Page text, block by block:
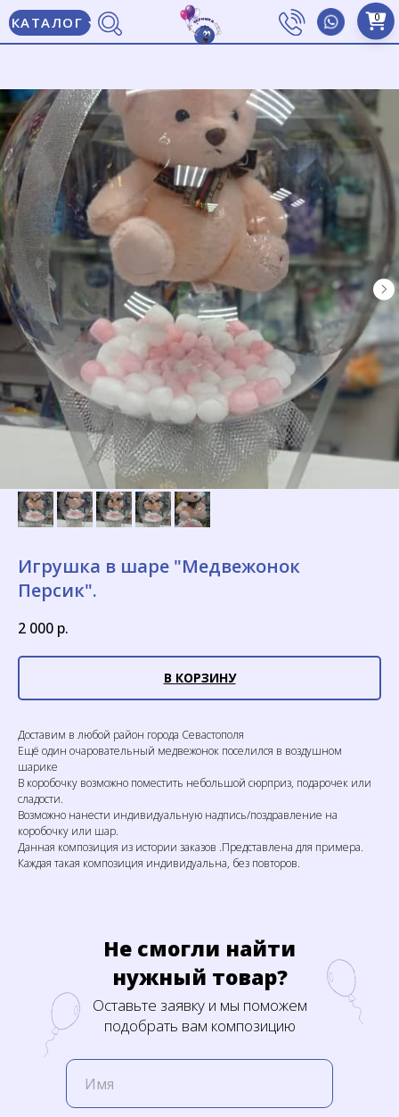
0
КАТАЛОГ
Игрушка в шаре "Медвежонок
Персик".
2 000 р.
В КОРЗИНУ
Доставим в любой район города Севастополя
Ещё один очаровательный медвежонок поселился в воздушном
шарике
В коробочку возможно поместить небольшой сюрприз, подарочек или
сладости.
Возможно нанести индивидуальную надпись/поздравление на
коробочку или шар.
Данная композиция из истории заказов .Представлена для примера.
Каждая такая композиция индивидуальна, без повторов.
Не смогли найти
нужный товар?
Оставьте заявку и мы поможем
подобрать вам композицию